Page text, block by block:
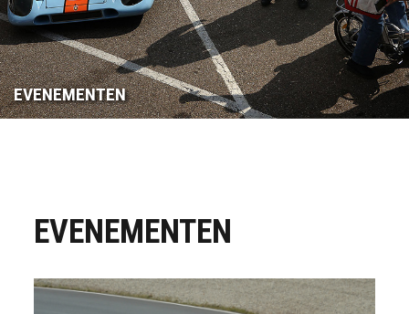
EVENEMENTEN
EVENEMENTEN